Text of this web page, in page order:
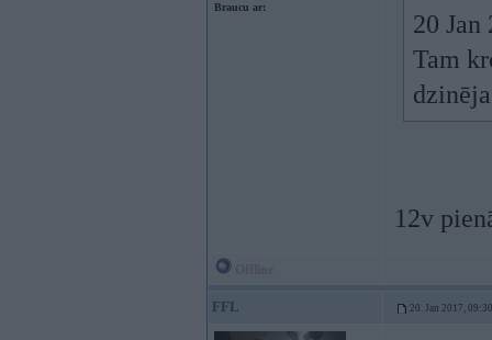
Braucu ar:
20
Tam
12v
FFL 20. Jan 2017, 09:30